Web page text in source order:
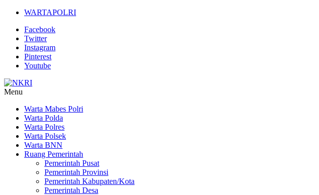
Lompat
konten
WARTAPOLRI
Facebook
Twitter
Instagram
Pinterest
Youtube
Jurnalisme
Positif
Menu
Warta Mabes Polri
Warta Polda
Warta Polres
Warta Polsek
Warta BNN
Ruang Pemerintah
Pemerintah Pusat
Pemerintah Provinsi
Pemerintah Kabupaten/Kota
Pemerintah Desa